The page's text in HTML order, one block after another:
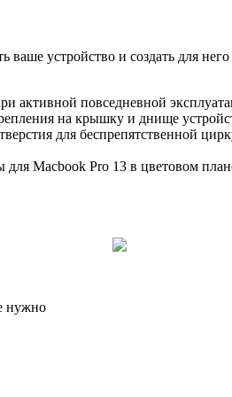
ваше устройство и создать для
активной повседневной
на крышку и днище
для беспрепятственной
для Macbook Pro 13 в цветовом
нужно